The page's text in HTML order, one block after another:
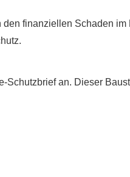
finanziellen Schaden
an. Dieser